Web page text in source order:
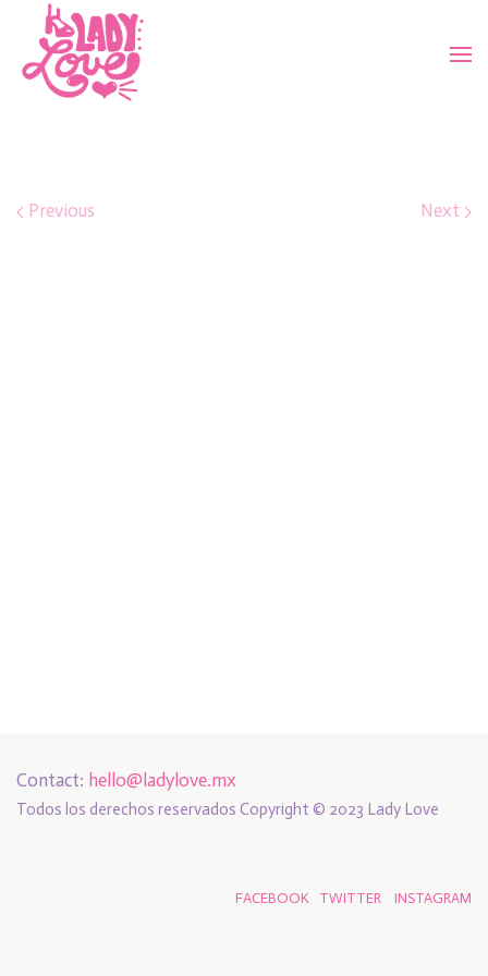
Previous Next
Contact: hello@ladylove.mx
Todos los derechos reservados Copyright © 2023 Lady Love
FACEBOOK TWITTER INSTAGRAM